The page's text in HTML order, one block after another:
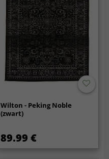
Wilton - Peking Noble
(zwart)
89.99 €